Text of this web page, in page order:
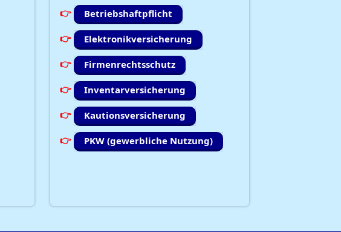
Betriebshaftpflicht
Elektronikversicherung
Firmenrechtsschutz
Inventarversicherung
Kautionsversicherung
PKW (gewerbliche Nutzung)